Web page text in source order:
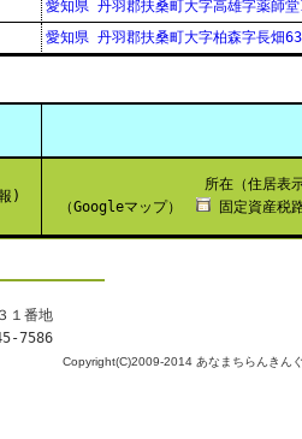
愛知県 丹羽郡扶桑町大字高雄字薬師
愛知県 丹羽郡扶桑町大字柏森字長畑
)
所在（住居表
（Googleマップ）
固定資産税
１番地
7586
Copyright(C)2009-2014 あなまちらんきん